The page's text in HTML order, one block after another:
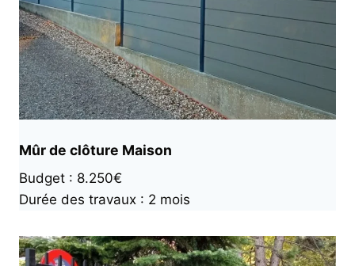
Mûr de clôture Maison
Budget : 8.250€
Durée des travaux : 2 mois